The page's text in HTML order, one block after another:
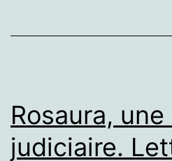
Rosaura,
judiciaire.